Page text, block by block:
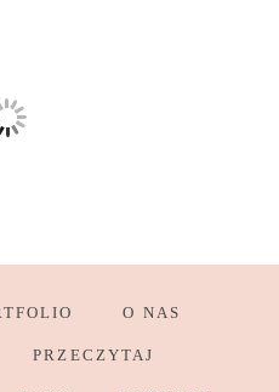
O NAS
PRZECZYTAJ